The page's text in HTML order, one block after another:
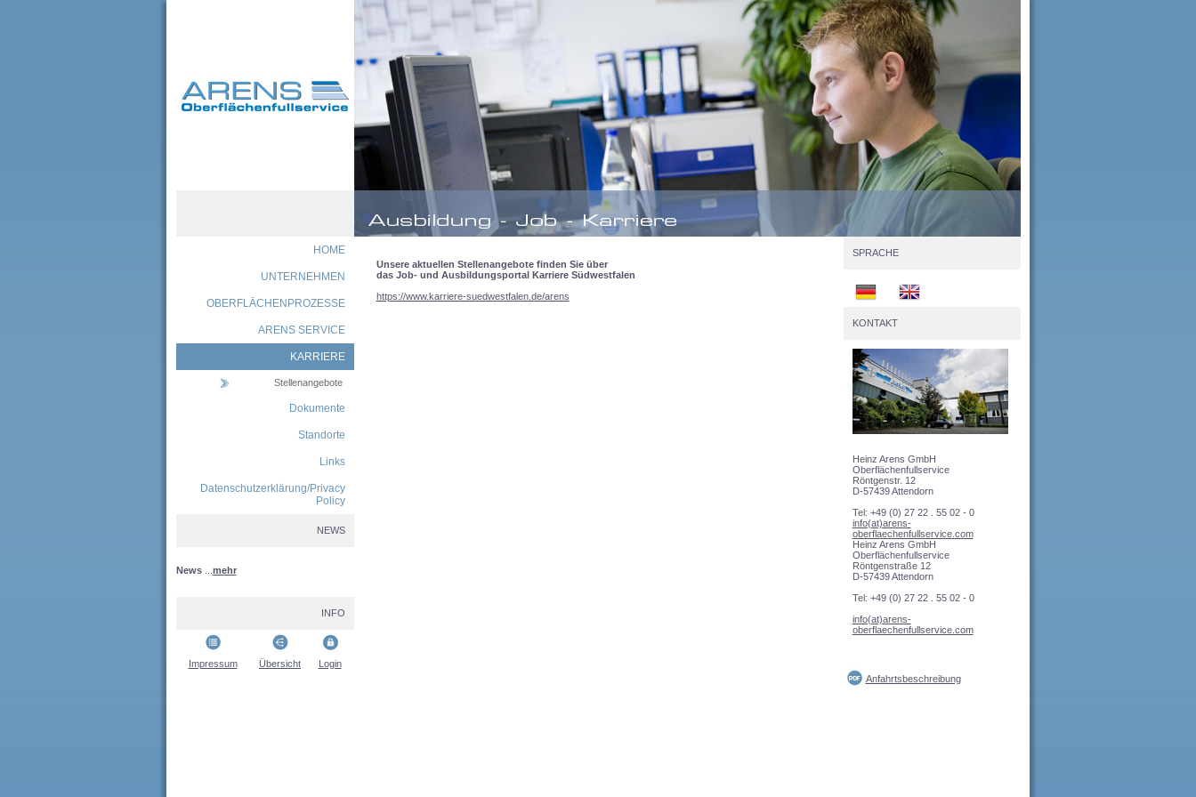
HOME
UNTERNEHMEN
OBERFLÄCHENPROZESSE
ARENS SERVICE
KARRIERE
Stellenangebote
Dokumente
Standorte
Links
Datenschutzerklärung/Privacy
Policy
NEWS
News mehr
INFO
Impressum Übersicht Login
Unsere aktuellen Stellenangebote finden Sie über
das Job- und Ausbildungsportal Karriere Südwestfalen
https://www.karriere-suedwestfalen.de/arens
SPRACHE
KONTAKT
Heinz Arens GmbH
Oberflächenfullservice
Röntgenstr. 12
D-57439 Attendorn
Tel: +49 (0) 27 22 . 55 02 - 0
info(at)arens-
oberflaechenfullservice.com
Heinz Arens GmbH
Oberflächenfullservice
Röntgenstraße 12
D-57439 Attendorn
Tel: +49 (0) 27 22 . 55 02 - 0
info(at)arens-
oberflaechenfullservice.com
Anfahrtsbeschreibung